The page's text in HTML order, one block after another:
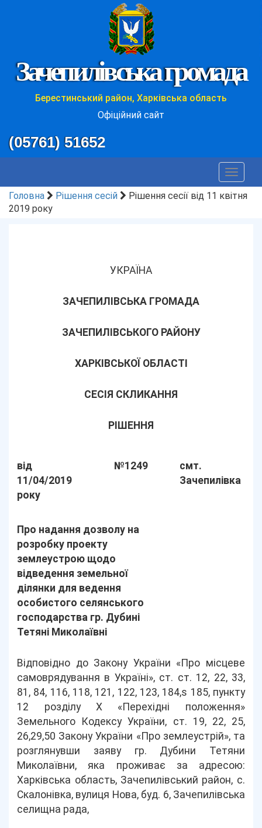
Зачепилівська громада
Берестинський район, Харківська область
Офіційний сайт
(05761) 51652
Toggle
Головна
Рішення сесій
Рішення сесії від 11 квітня
2019 року
УКРАЇНА
ЗАЧЕПИЛІВСЬКА ГРОМАДА
ЗАЧЕПИЛІВСЬКОГО РАЙОНУ
ХАРКІВСЬКОЇ ОБЛАСТІ
СЕСІЯ СКЛИКАННЯ
РІШЕННЯ
від
11/04/2019
року
№1249
смт.
Зачепилівка
Про надання дозволу на
розробку проекту
землеустрою щодо
відведення земельної
ділянки для ведення
особистого селянського
господарства гр. Дубині
Тетяні Миколаївні
Відповідно до Закону України «Про місцеве
самоврядування в Україні», ст. ст. 12, 22, 33,
81, 84, 116, 118, 121, 122, 123, 184,s 185, пункту
12 розділу Х «Перехідні положення»
Земельного Кодексу України, ст. 19, 22, 25,
26,29,50 Закону України «Про землеустрій», та
розглянувши заяву гр. Дубини Тетяни
Миколаївни, яка проживає за адресою:
Харківська область, Зачепилівський район, с.
Скалонівка, вулиця Нова, буд. 6, Зачепилівська
селищна рада,